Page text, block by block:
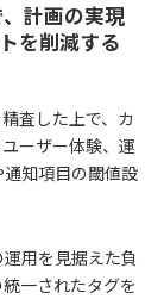
計画の実現
を削減する
査した上で、カ
ーザー体験、運
知項目の閾値設
用を見据えた負
一されたタグを